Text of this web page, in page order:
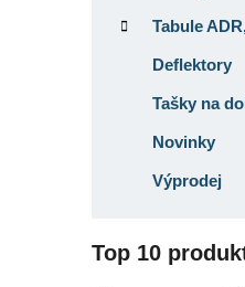
Tabule
Deflektory
Tašky na
Novinky
Výprodej
Top 10